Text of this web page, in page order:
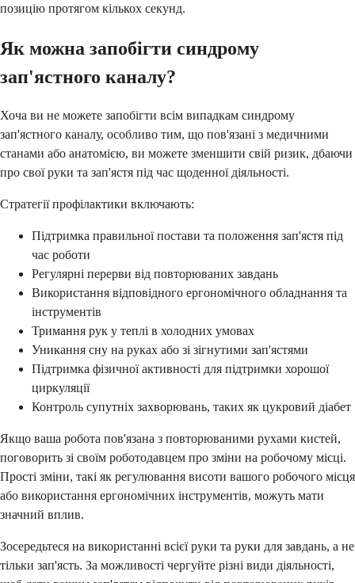
позицію протягом кількох секунд.
Як можна запобігти синдрому
зап'ястного каналу?
Хоча ви не можете запобігти всім випадкам синдрому
зап'ястного каналу, особливо тим, що пов'язані з медичними
станами або анатомією, ви можете зменшити свій ризик, дбаючи
про свої руки та зап'ястя під час щоденної діяльності.
Стратегії профілактики включають:
Підтримка правильної постави та положення зап'ястя під
час роботи
Регулярні перерви від повторюваних завдань
Використання відповідного ергономічного обладнання та
інструментів
Тримання рук у теплі в холодних умовах
Уникання сну на руках або зі зігнутими зап'ястями
Підтримка фізичної активності для підтримки хорошої
циркуляції
Контроль супутніх захворювань, таких як цукровий діабет
Якщо ваша робота пов'язана з повторюваними рухами кистей,
поговорить зі своїм роботодавцем про зміни на робочому місці.
Прості зміни, такі як регулювання висоти вашого робочого місця
або використання ергономічних інструментів, можуть мати
значний вплив.
Зосередьтеся на використанні всієї руки та руки для завдань, а не
тільки зап'ясть. За можливості чергуйте різні види діяльності,